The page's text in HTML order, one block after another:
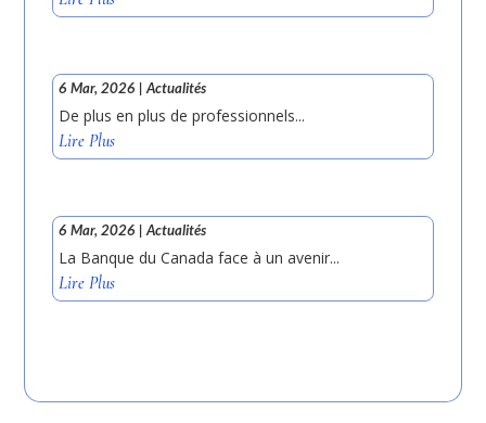
6 Mar, 2026 |Actualités
De plus en plus de professionnels...
Lire Plus
6 Mar, 2026 |Actualités
La Banque du Canada face à un avenir...
Lire Plus